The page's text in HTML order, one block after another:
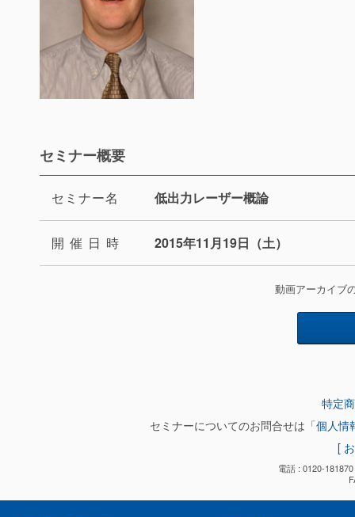
セミナー概要
セミナー名 低出力レーザー概論
開催日 時 2015年11月19日（土）
動画アーカイブ
特定
セミナーについてのお問合せは「個人情
[
電話 : 0120-